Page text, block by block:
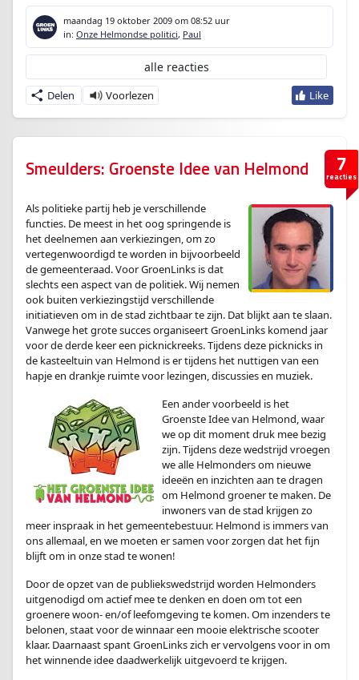
maandag 19 oktober 2009 om 08:52 uur
in: Onze Helmondse politici, Paul
Delen
alle reacties
7
reacties
Smeulders: Groenste Idee van Helmond
Als politieke partij heb je verschillende
functies. De meest in het oog springende is
het deelnemen aan verkiezingen, om zo
vertegenwoordigd te worden in bijvoorbeeld
de gemeenteraad. Voor GroenLinks is dat
slechts een aspect van de politiek. Wij nemen
ook buiten verkiezingstijd verschillende
initiatieven om in de stad zichtbaar te zijn. Dat blijkt aan te slaan.
Vanwege het grote succes organiseert GroenLinks komend jaar
voor de derde keer een picknickreeks. Tijdens deze picknicks in
de kasteeltuin van Helmond is er tijdens het nuttigen van een
hapje en drankje ruimte voor lezingen, discussies en muziek.
Een ander voorbeeld is het
Groenste Idee van Helmond, waar
we op dit moment druk mee bezig
zijn. Tijdens deze wedstrijd vroegen
we alle Helmonders om nieuwe
ideeën en inzichten aan te dragen
om Helmond groener te maken. De
inwoners van de stad krijgen zo
meer inspraak in het gemeentebestuur. Helmond is immers van
ons allemaal, en we moeten er samen voor zorgen dat het fijn
blijft om in onze stad te wonen!
Door de opzet van de publiekswedstrijd worden Helmonders
uitgenodigd om actief mee te denken en doen om tot een
groenere woon- en/of leefomgeving te komen. Om inzenders te
belonen, staat voor de winnaar een mooie elektrische scooter
klaar. Daarnaast spant GroenLinks zich er vervolgens voor in om
het winnende idee daadwerkelijk uitgevoerd te krijgen.